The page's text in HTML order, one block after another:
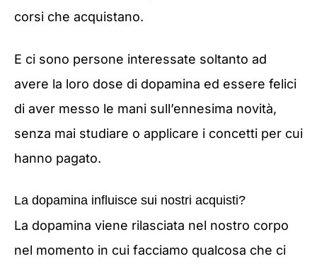
corsi che acquistano.
E ci sono persone interessate soltanto ad
avere la loro dose di dopamina ed essere felici
di aver messo le mani sull’ennesima novità,
senza mai studiare o applicare i concetti per cui
hanno pagato.
La dopamina influisce sui nostri acquisti?
La dopamina viene rilasciata nel nostro corpo
nel momento in cui facciamo qualcosa che ci